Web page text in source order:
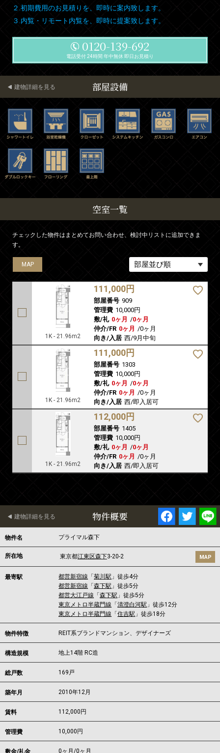
２.初期費用のお見積りを、即時に案内致します。
３.内覧・リモート内覧を、即時に提案致します。
0120-139-692
電話受付 24時間 年中無休 即日お見積り
部屋設備
建物詳細を見る
空室一覧
チェックした物件はまとめてお問い合わせ、検討中リストに追加できま
す。
MAP
1K - 21.96m2
111,000円
部屋番号 909
管理費 10,000円
敷/礼 0ヶ月 /0ヶ月
仲介/FR 0ヶ月 /0ヶ月
向き/入居 西/9月中旬
MAP
1K - 21.96m2
111,000円
部屋番号 1303
管理費 10,000円
敷/礼 0ヶ月 /0ヶ月
仲介/FR 0ヶ月 /0ヶ月
向き/入居 西/即入居可
MAP
1K - 21.96m2
112,000円
部屋番号 1405
管理費 10,000円
敷/礼 0ヶ月 /0ヶ月
仲介/FR 0ヶ月 /0ヶ月
向き/入居 西/即入居可
物件概要
建物詳細を見る
物件名 プライマル森下
所在地 東京都江東区森下3-20-2 MAP
最寄駅 都営新宿線 「菊川駅 」徒歩4分
都営新宿線 「森下駅 」徒歩5分
都営大江戸線 「森下駅 」徒歩5分
東京メトロ半蔵門線 「清澄白河駅 」徒歩12分
東京メトロ半蔵門線 「住吉駅 」徒歩18分
物件特徴 REIT系ブランドマンション、デザイナーズ
構造規模 地上14階 RC造
総戸数 169戸
築年月 2010年12月
賃料 112,000 円
管理費 10,000円
0ヶ月/0ヶ月